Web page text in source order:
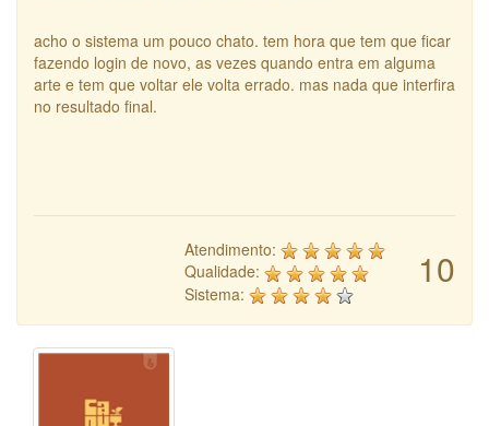
acho o sistema um pouco chato. tem hora que tem que ficar
fazendo login de novo, as vezes quando entra em alguma
arte e tem que voltar ele volta errado. mas nada que interfira
no resultado final.
10
Atendimento:
Qualidade:
Sistema: